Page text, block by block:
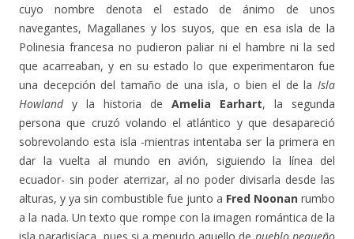
cuyo nombre denota el estado de ánimo de unos
navegantes, Magallanes y los suyos, que en esa isla de la
Polinesia francesa no pudieron paliar ni el hambre ni la sed
que acarreaban, y en su estado lo que experimentaron fue
una decepción del tamaño de una isla, o bien el de la Isla
Howlandy la historia de Amelia Earhart, la segunda
persona que cruzó volando el atlántico y que desapareció
sobrevolando esta isla -mientras intentaba ser la primera en
dar la vuelta al mundo en avión, siguiendo la línea del
ecuador- sin poder aterrizar, al no poder divisarla desde las
alturas, y ya sin combustible fue junto a Fred Noonan rumbo
a la nada. Un texto que rompe con la imagen romántica de la